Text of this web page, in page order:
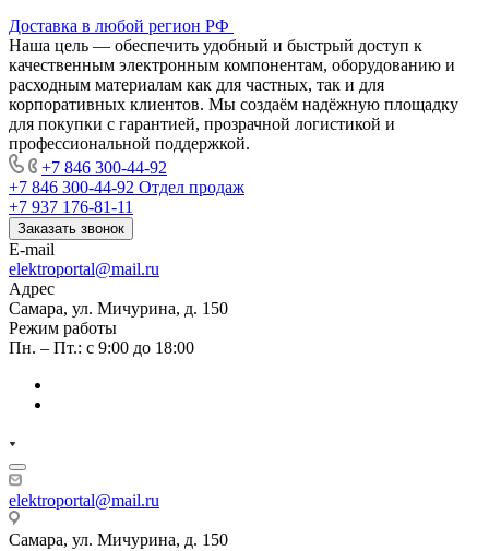
Доставка в любой регион РФ
Наша цель — обеспечить удобный и быстрый доступ к
качественным электронным компонентам, оборудованию и
расходным материалам как для частных, так и для
корпоративных клиентов. Мы создаём надёжную площадку
для покупки с гарантией, прозрачной логистикой и
профессиональной поддержкой.
+7 846 300-44-92
+7 846 300-44-92 Отдел продаж
+7 937 176-81-11
Заказать звонок
E-mail
elektroportal@mail.ru
Адрес
Самара, ул. Мичурина, д. 150
Режим работы
Пн. – Пт.: с 9:00 до 18:00
elektroportal@mail.ru
Самара, ул. Мичурина, д. 150